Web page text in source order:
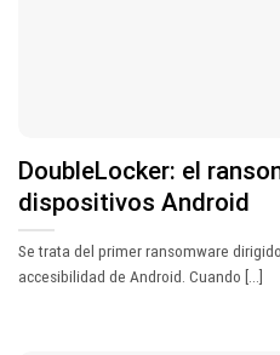
DoubleLocker: el
dispositivos Android
Se trata del primer ransomware
accesibilidad de Android. Cuando [...]